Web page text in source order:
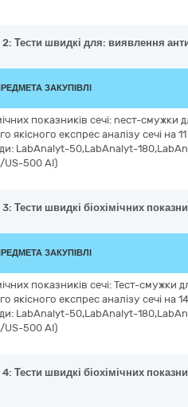
Тести швидкі для: виявлення
ЗАКУПІВЛІ
показників сечі: nест-смужки
якісного експрес аналізу сечі на 11
LabAnalyt-50,LabAnalyt-
500 АІ)
Тести швидкі біохімічних
ЗАКУПІВЛІ
показників сечі: Тест-смужки
якісного експрес аналізу сечі на 14
LabAnalyt-50,LabAnalyt-
500 АІ)
Тести швидкі біохімічних